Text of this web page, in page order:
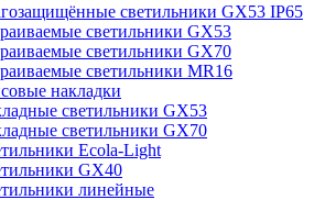
светильники GX53 IP65
светильники GX53
светильники GX70
светильники MR16
накладки
светильники GX53
светильники GX70
Ecola-Light
GX40
линейные